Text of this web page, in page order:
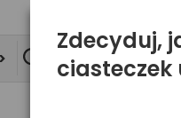
Zdecyduj,
ciasteczek